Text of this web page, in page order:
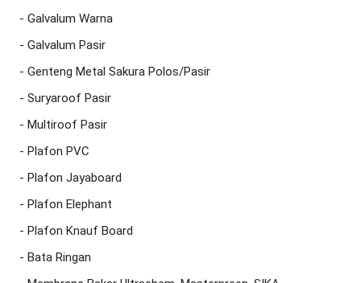
- Galvalum Warna
- Galvalum Pasir
- Genteng Metal Sakura Polos/Pasir
- Suryaroof Pasir
- Multiroof Pasir
- Plafon PVC
- Plafon Jayaboard
- Plafon Elephant
- Plafon Knauf Board
- Bata Ringan